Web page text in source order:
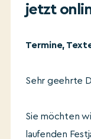
jetzt
Termine,
Sehr geehrte
Sie möchten
laufenden